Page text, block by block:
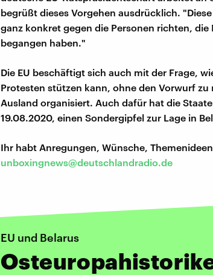
begrüßt dieses Vorgehen ausdrücklich.
ganz konkret gegen die Personen richten,
begangen haben."
Die EU beschäftigt sich auch mit der Frage,
Protesten stützen kann, ohne den Vorwurf zu
Ausland organisiert. Auch dafür hat die
19.08.2020, einen Sondergipfel zur Lage in
Ihr habt Anregungen, Wünsche,
unboxingnews@deutschlandradio.de
EU und Belarus